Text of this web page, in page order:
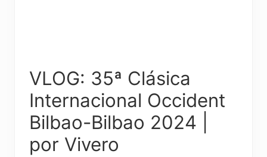
VLOG: 35ª Clásica
Internacional Occident
Bilbao-Bilbao 2024 |
por Vivero